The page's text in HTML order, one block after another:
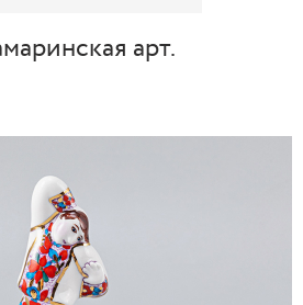
арт.